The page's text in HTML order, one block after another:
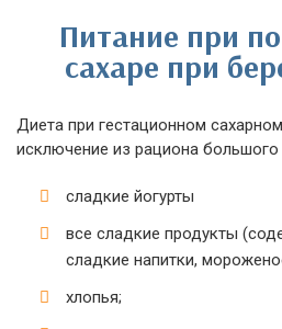
Питание при
сахаре при
Диета при гестационном
исключение из рациона большого
сладкие йогурты
все сладкие продукты
сладкие напитки,
хлопья;